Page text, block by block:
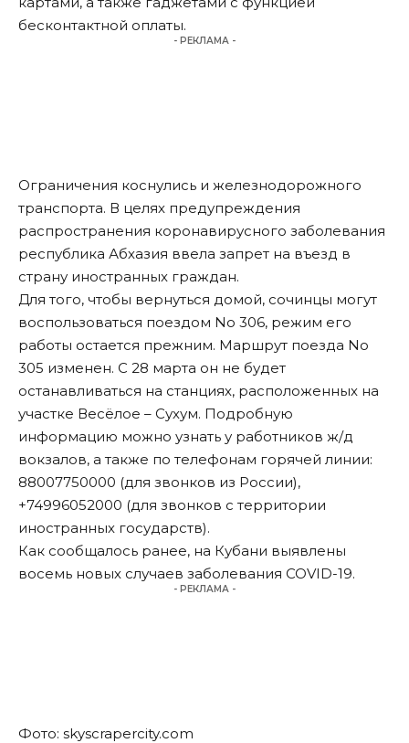
бесконтактной оплаты.
- РЕКЛАМА -
Ограничения коснулись и железнодорожного
транспорта. В целях предупреждения
распространения коронавирусного заболевания
республика Абхазия ввела запрет на въезд в
страну иностранных граждан.
Для того, чтобы вернуться домой, сочинцы могут
воспользоваться поездом No 306, режим его
работы остается прежним. Маршрут поезда No
305 изменен. С 28 марта он не будет
останавливаться на станциях, расположенных на
участке Весёлое – Сухум. Подробную
информацию можно узнать у работников ж/д
вокзалов, а также по телефонам горячей линии:
88007750000 (для звонков из России),
+74996052000 (для звонков с территории
иностранных государств).
Как сообщалось ранее, на Кубани выявлены
восемь новых случаев заболевания COVID-19.
- РЕКЛАМА -
Фото: skyscrapercity.com